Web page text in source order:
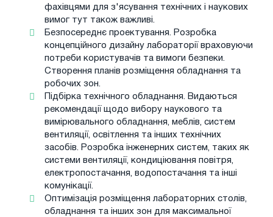
фахівцями для з'ясування технічних і наукових
вимог тут також важливі.
Безпосереднє проектування. Розробка
концепційного дизайну лабораторії враховуючи
потреби користувачів та вимоги безпеки.
Створення планів розміщення обладнання та
робочих зон.
Підбірка технічного обладнання. Видаються
рекомендації щодо вибору наукового та
вимірювального обладнання, меблів, систем
вентиляції, освітлення та інших технічних
засобів. Розробка інженерних систем, таких як
системи вентиляції, кондиціювання повітря,
електропостачання, водопостачання та інші
комунікації.
Оптимізація розміщення лабораторних столів,
обладнання та інших зон для максимальної